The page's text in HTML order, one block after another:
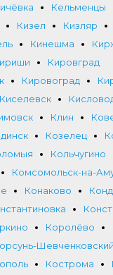
Кельменцы
Кизел Кизляр
Кинешма
Кировград
Кировоград
Киселевск
Клин
Козелец
Кольчугино
Комсомольск-на-
Конаково
Королёво
Шевченковский
Кострома